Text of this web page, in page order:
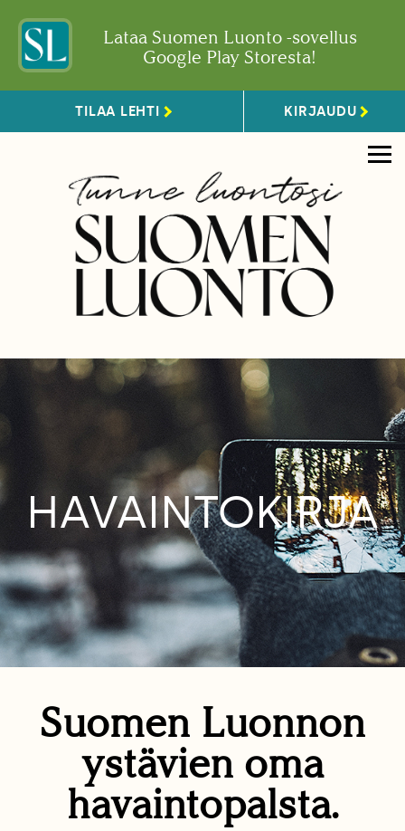
Lataa Suomen Luonto -sovellus
Google Play Storesta!
TILAA LEHTI KIRJAUDU
HAVAINTOKIRJA
Suomen Luonnon
ystävien oma
havaintopalsta.